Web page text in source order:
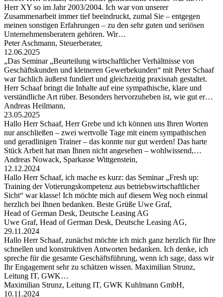
Herr XY so im Jahr 2003/2004. Ich war von unserer
Zusammenarbeit immer tief beeindruckt, zumal Sie – entgegen
meinen sonstigen Erfahrungen – zu den sehr guten und seriösen
Unternehmensberatern gehören. Wir…
Peter Aschmann, Steuerberater,
12.06.2025
„Das Seminar „Beurteilung wirtschaftlicher Verhältnisse von
Geschäftskunden und kleineren Gewerbekunden“ mit Peter Schaaf
war fachlich äußerst fundiert und gleichzeitig praxisnah gestaltet.
Herr Schaaf bringt die Inhalte auf eine sympathische, klare und
verständliche Art rüber. Besonders hervorzuheben ist, wie gut er…
Andreas Heilmann,
23.05.2025
Hallo Herr Schaaf, Herr Grebe und ich können uns Ihren Worten
nur anschließen – zwei wertvolle Tage mit einem sympathischen
und geradlinigen Trainer – das konnte nur gut werden! Das harte
Stück Arbeit hat man Ihnen nicht angesehen – wohlwissend,…
Andreas Nowack, Sparkasse Wittgenstein,
12.12.2024
Hallo Herr Schaaf, ich mache es kurz: das Seminar „Fresh up:
Training der Votierungskompetenz aus betriebswirtschaftlicher
Sicht“ war klasse! Ich möchte mich auf diesem Weg noch einmal
herzlich bei Ihnen bedanken. Beste Grüße Uwe Graf,
Head of German Desk, Deutsche Leasing AG
Uwe Graf, Head of German Desk, Deutsche Leasing AG,
29.11.2024
Hallo Herr Schaaf, zunächst möchte ich mich ganz herzlich für Ihre
schnellen und konstruktiven Antworten bedanken. Ich denke, ich
spreche für die gesamte Geschäftsführung, wenn ich sage, dass wir
Ihr Engagement sehr zu schätzen wissen. Maximilian Strunz,
Leitung IT, GWK…
Maximilian Strunz, Leitung IT, GWK Kuhlmann GmbH,
10.11.2024